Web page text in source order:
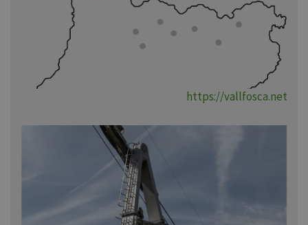
https://vallfosca.net